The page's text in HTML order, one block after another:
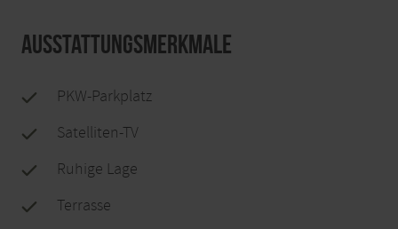
Ausstattungsmerkmale
PKW-Parkplatz
Satelliten-TV
Ruhige Lage
Terrasse